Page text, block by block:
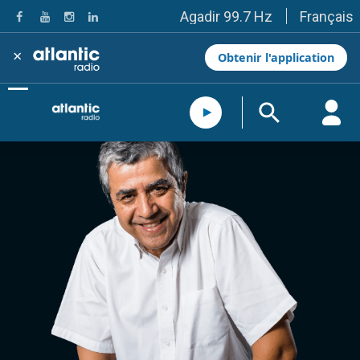
Agadir 99.7 Hz
Tanger 103.3 Hz
Tétouan 87.8 Hz
Fès 98.8 Hz
Meknès 97.2 Hz
El Jadida 97.3
Settat 104,6
Taounate 95.6
Tiznit 103.1
SkhourRhamna 92.2
Taroudant 104.9
Guelmim 91.9
Tan-Tan 95.2
Tafraout 104.9
Casablanca 92.5 Hz
Rabat, Salé 106.9 Hz
Marrakech 90.5 Hz
Français
× Obtenir l'application